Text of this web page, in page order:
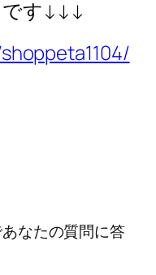
です↓↓↓
なたの質問に答